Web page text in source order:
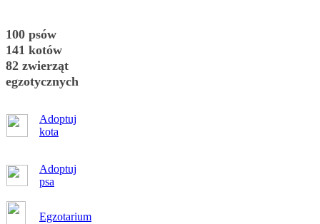
100 psów
141 kotów
82 zwierząt
egzotycznych
Adoptuj
kota
Adoptuj
psa
Egzotarium